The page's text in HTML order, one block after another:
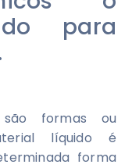
para
formas ou
líquido é
forma